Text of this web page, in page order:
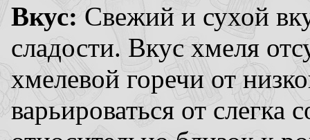
Вкус: Свежий и сухой
сладости. Вкус хмеля
хмелевой горечи от
варьироваться от слегка